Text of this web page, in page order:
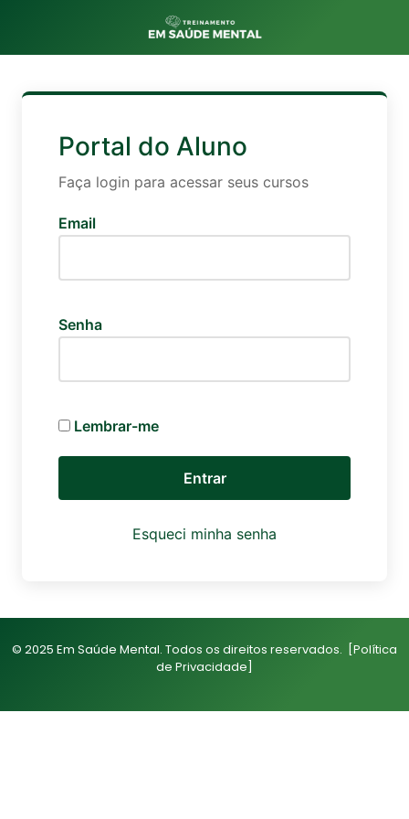
Portal do Aluno
Faça login para acessar seus cursos
Email
Senha
Lembrar-me
Esqueci minha senha
© 2025 Em Saúde Mental. Todos os direitos reservados. [Política
de Privacidade]